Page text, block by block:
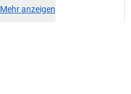
Mehr anzeigen